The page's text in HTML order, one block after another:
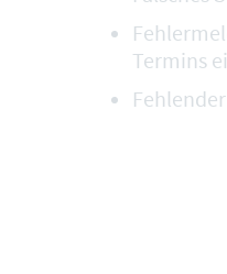
Termins